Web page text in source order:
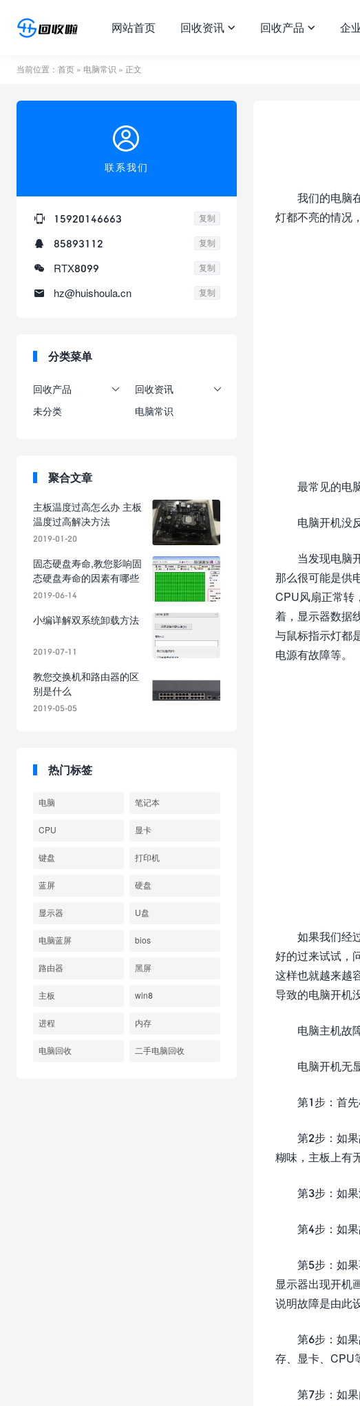
网站首页 回收资讯  回收产品  企
当前位置： 首页 » 电脑常识 » 正文
我们的电脑
灯都不亮的情况
最常见的电
电脑开机没
当发现电脑
那么很可能是供
CPU风扇正常转
着，显示器数据
与鼠标指示灯都
电源有故障等。
如果我们经
好的过来试试，
这样也就越来越
导致的电脑开机
电脑主机故
电脑开机无
第1步：首
第2步：如
糊味，主板上有
第3步：如
第4步：如
第5步：如
显示器出现开机
说明故障是由此
第6步：如
存、显卡、CPU
第7步：如

联系我们
 15920146663 复制
 85893112 复制
 RTX8099 复制
 hz@huishoula.cn 复制
分类菜单
回收产品  回收资讯 
未分类 电脑常识
聚合文章
主板温度过高怎么办 主板
温度过高解决方法
2019-01-20
固态硬盘寿命,教您影响固
态硬盘寿命的因素有哪些
2019-06-14
小编详解双系统卸载方法
2019-07-11
教您交换机和路由器的区
别是什么
2019-05-05
热门标签
电脑 笔记本
CPU 显卡
键盘 打印机
蓝屏 硬盘
显示器 U盘
电脑蓝屏 bios
路由器 黑屏
主板 win8
进程 内存
电脑回收 二手电脑回收